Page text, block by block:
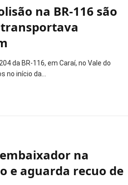
na BR-116 são
da BR-116, em Caraí, no Vale do
no início da…
na
e aguarda recuo de